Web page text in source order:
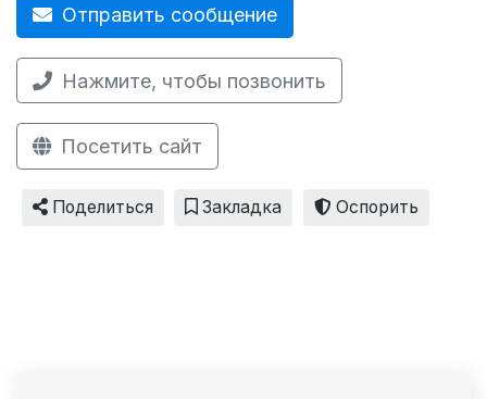
Отправить сообщение
Нажмите, чтобы позвонить
Посетить сайт
Поделиться Закладка Оспорить